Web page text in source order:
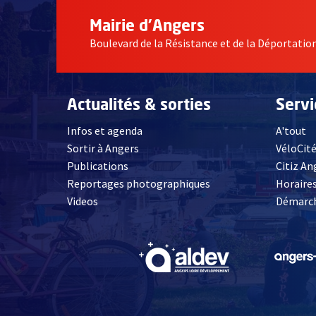
Mairie d'Angers
Boulevard de la Résistance et de la Déportation
Actualités & sorties
Infos et agenda
Sortir à Angers
Publications
Reportages photographiques
Videos, Ouvre une nouvelle fenêtre
A'tout
VéloCité
Citiz
, Ouvre une